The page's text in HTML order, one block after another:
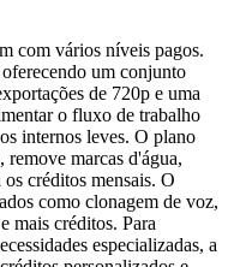
com vários níveis pagos.
um conjunto
de 720p e uma
o fluxo de trabalho
internos leves. O plano
remove marcas d'água,
créditos mensais. O
como clonagem de voz,
mais créditos. Para
especializadas, a